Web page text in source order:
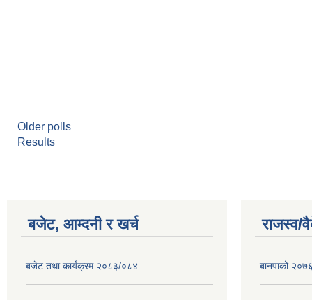
Older polls
Results
बजेट, आम्दनी र खर्च
बजेट तथा कार्यक्रम २०८३/०८४
राजस्व/
बानपाको